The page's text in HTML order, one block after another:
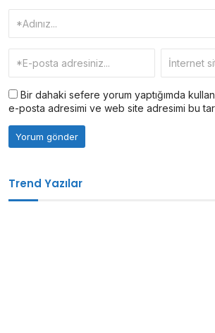
Bir dahaki sefere yorum yaptığımda
e-posta adresimi ve web site adresimi bu
Trend Yazılar